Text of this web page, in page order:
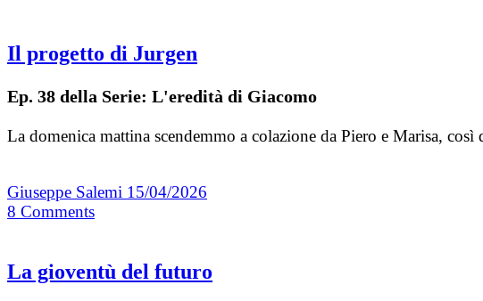
Il progetto di Jurgen
Ep. 38 della Serie: L'eredità di Giacomo
La domenica mattina scendemmo a colazione da Piero e Marisa,
Giuseppe Salemi 15/04/2026
8 Comments
La gioventù del futuro